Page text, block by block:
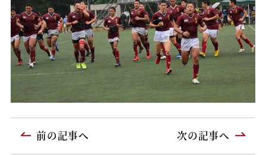
前の記事へ 次の記事へ